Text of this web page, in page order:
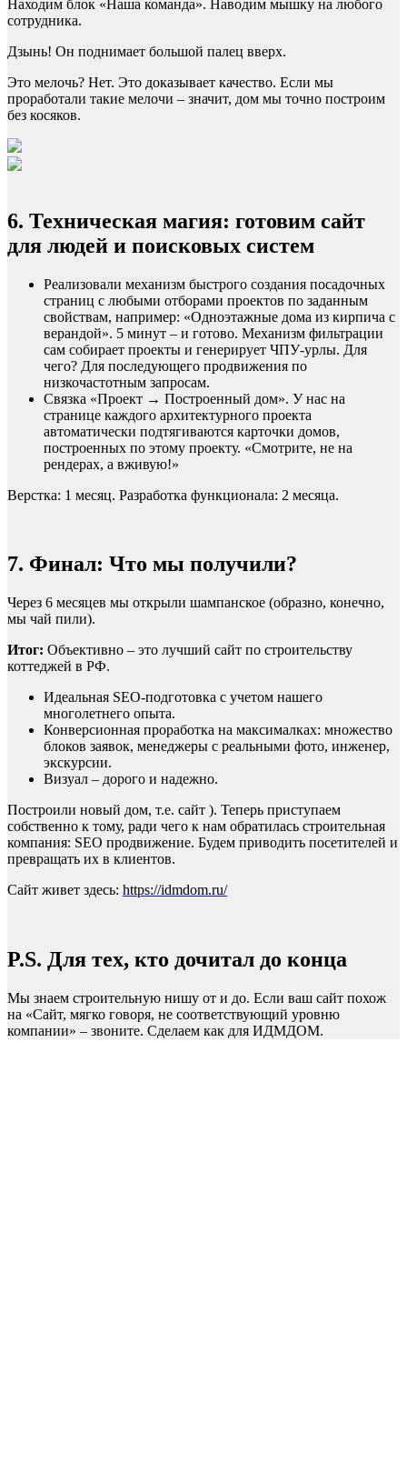
Находим блок «Наша команда». Наводим мышку на любого
сотрудника.
Дзынь! Он поднимает большой палец вверх.
Это мелочь? Нет. Это доказывает качество. Если мы
проработали такие мелочи – значит, дом мы точно построим
без косяков.
6. Техническая магия: готовим сайт
для людей и поисковых систем
Реализовали механизм быстрого создания посадочных
страниц с любыми отборами проектов по заданным
свойствам, например: «Одноэтажные дома из кирпича с
верандой». 5 минут – и готово. Механизм фильтрации
сам собирает проекты и генерирует ЧПУ-урлы. Для
чего? Для последующего продвижения по
низкочастотным запросам.
Связка «Проект → Построенный дом». У нас на
странице каждого архитектурного проекта
автоматически подтягиваются карточки домов,
построенных по этому проекту. «Смотрите, не на
рендерах, а вживую!»
Верстка: 1 месяц. Разработка функционала: 2 месяца.
7. Финал: Что мы получили?
Через 6 месяцев мы открыли шампанское (образно, конечно,
мы чай пили).
Итог: Объективно – это лучший сайт по строительству
коттеджей в РФ.
Идеальная SEO-подготовка с учетом нашего
многолетнего опыта.
Конверсионная проработка на максималках: множество
блоков заявок, менеджеры с реальными фото, инженер,
экскурсии.
Визуал – дорого и надежно.
Построили новый дом, т.е. сайт ). Теперь приступаем
собственно к тому, ради чего к нам обратилась строительная
компания: SEO продвижение. Будем приводить посетителей и
превращать их в клиентов.
Сайт живет здесь: https://idmdom.ru/
P.S. Для тех, кто дочитал до конца
Мы знаем строительную нишу от и до. Если ваш сайт похож
на «Сайт, мягко говоря, не соответствующий уровню
компании» – звоните. Сделаем как для ИДМДОМ.